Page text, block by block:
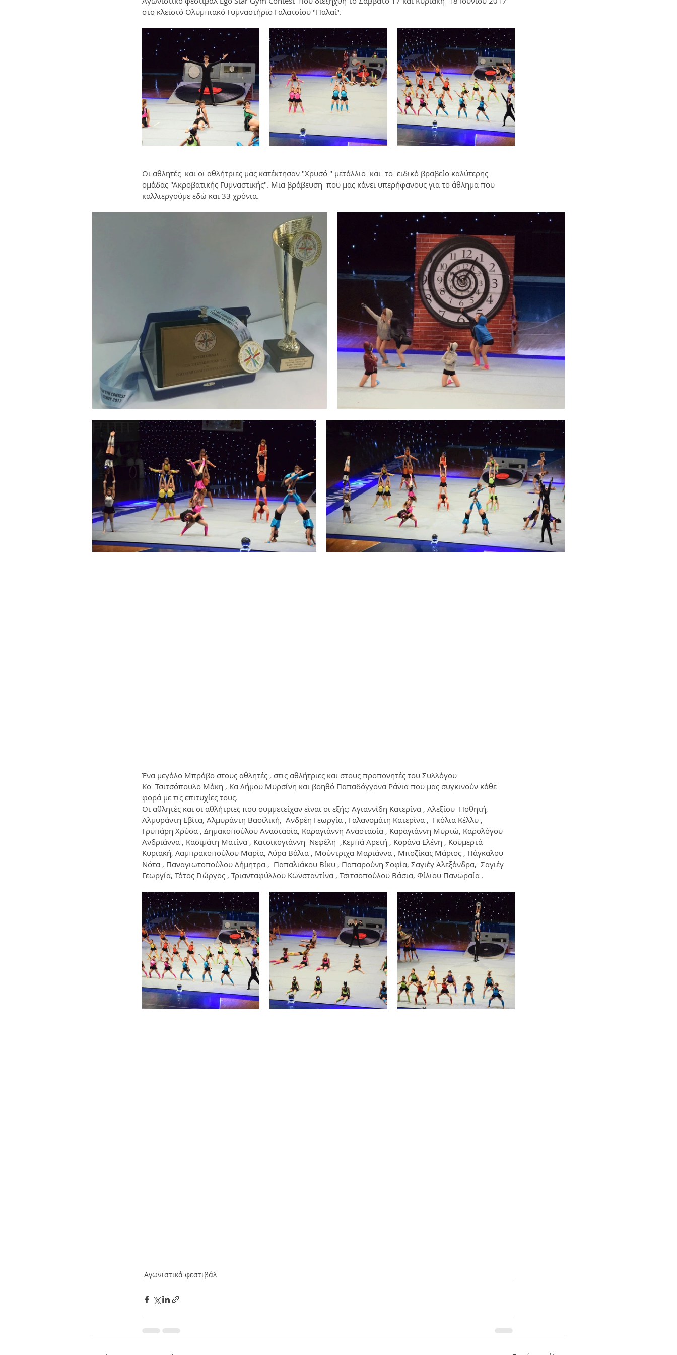
στο κλειστό Ολυμπιακό Γυμναστήριο Γαλατσίου "Παλαί".
Οι αθλητές  και οι αθλήτριες μας κατέκτησαν "Χρυσό " μετάλλιο  και  το  ειδικό βραβείο καλύτερης
ομάδας "Ακροβατικής Γυμναστικής". Μια βράβευση  που μας κάνει υπερήφανους για το άθλημα που
καλλιεργούμε εδώ και 33 χρόνια.
Ένα μεγάλο Μπράβο στους αθλητές , στις αθλήτριες και στους προπονητές του Συλλόγου
Κο  Τσιτσόπουλο Μάκη , Κα Δήμου Μυρσίνη και βοηθό Παπαδόγγονα Ράνια που μας συγκινούν κάθε
φορά με τις επιτυχίες τους.
Οι αθλητές και οι αθλήτριες που συμμετείχαν είναι οι εξής: Αγιαννίδη Κατερίνα , Αλεξίου  Ποθητή,
Αλμυράντη Εβίτα, Αλμυράντη Βασιλική,  Ανδρέη Γεωργία , Γαλανομάτη Κατερίνα ,  Γκόλια Κέλλυ ,
Γρυπάρη Χρύσα , Δημακοπούλου Αναστασία, Καραγιάννη Αναστασία , Καραγιάννη Μυρτώ, Καρολόγου
Ανδριάννα , Κασιμάτη Ματίνα , Κατσικογιάννη  Νεφέλη  ,Κεμπά Αρετή , Κοράνα Ελένη , Κουμερτά
Κυριακή, Λαμπρακοπούλου Μαρία, Λύρα Βάλια , Μούντριχα Μαριάννα , Μποζίκας Μάριος , Πάγκαλου
Νότα , Παναγιωτοπούλου Δήμητρα ,  Παπαλιάκου Βίκυ , Παπαρούνη Σοφία, Σαγιέγ Αλεξάνδρα,  Σαγιέγ
Γεωργία, Τάτος Γιώργος , Τριανταφύλλου Κωνσταντίνα , Τσιτσοπούλου Βάσια, Φίλιου Πανωραία .
Αγωνιστικά φεστιβάλ